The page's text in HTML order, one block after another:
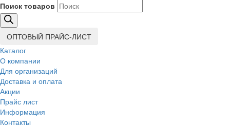
Поиск товаров
ОПТОВЫЙ ПРАЙС-ЛИСТ
Каталог
О компании
Для организаций
Доставка и оплата
Акции
Прайс лист
Информация
Контакты